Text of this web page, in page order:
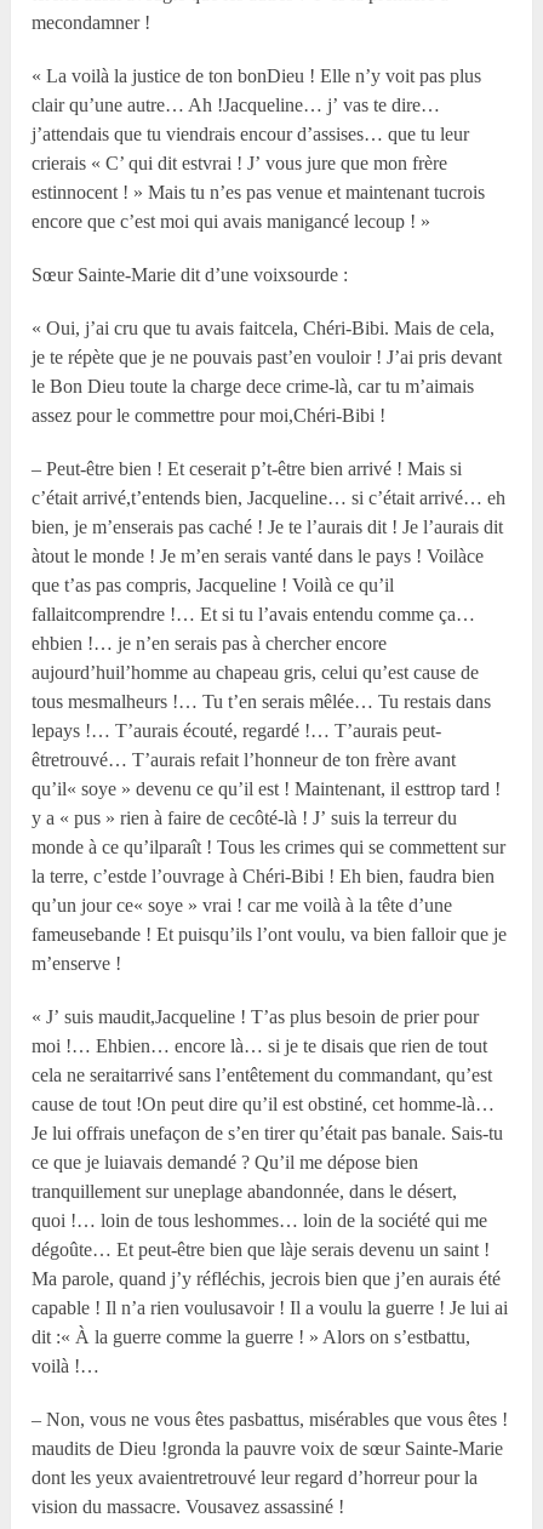
mecondamner !
« La voilà la justice de ton bonDieu ! Elle n’y voit pas plus
clair qu’une autre… Ah !Jacqueline… j’ vas te dire…
j’attendais que tu viendrais encour d’assises… que tu leur
crierais « C’ qui dit estvrai ! J’ vous jure que mon frère
estinnocent ! » Mais tu n’es pas venue et maintenant tucrois
encore que c’est moi qui avais manigancé lecoup ! »
Sœur Sainte-Marie dit d’une voixsourde :
« Oui, j’ai cru que tu avais faitcela, Chéri-Bibi. Mais de cela,
je te répète que je ne pouvais past’en vouloir ! J’ai pris devant
le Bon Dieu toute la charge dece crime-là, car tu m’aimais
assez pour le commettre pour moi,Chéri-Bibi !
– Peut-être bien ! Et ceserait p’t-être bien arrivé ! Mais si
c’était arrivé,t’entends bien, Jacqueline… si c’était arrivé… eh
bien, je m’enserais pas caché ! Je te l’aurais dit ! Je l’aurais dit
àtout le monde ! Je m’en serais vanté dans le pays ! Voilàce
que t’as pas compris, Jacqueline ! Voilà ce qu’il
fallaitcomprendre !… Et si tu l’avais entendu comme ça…
ehbien !… je n’en serais pas à chercher encore
aujourd’huil’homme au chapeau gris, celui qu’est cause de
tous mesmalheurs !… Tu t’en serais mêlée… Tu restais dans
lepays !… T’aurais écouté, regardé !… T’aurais peut-
êtretrouvé… T’aurais refait l’honneur de ton frère avant
qu’il« soye » devenu ce qu’il est ! Maintenant, il esttrop tard !
y a « pus » rien à faire de cecôté-là ! J’ suis la terreur du
monde à ce qu’ilparaît ! Tous les crimes qui se commettent sur
la terre, c’estde l’ouvrage à Chéri-Bibi ! Eh bien, faudra bien
qu’un jour ce« soye » vrai ! car me voilà à la tête d’une
fameusebande ! Et puisqu’ils l’ont voulu, va bien falloir que je
m’enserve !
« J’ suis maudit,Jacqueline ! T’as plus besoin de prier pour
moi !… Ehbien… encore là… si je te disais que rien de tout
cela ne seraitarrivé sans l’entêtement du commandant, qu’est
cause de tout !On peut dire qu’il est obstiné, cet homme-là…
Je lui offrais unefaçon de s’en tirer qu’était pas banale. Sais-tu
ce que je luiavais demandé ? Qu’il me dépose bien
tranquillement sur uneplage abandonnée, dans le désert,
quoi !… loin de tous leshommes… loin de la société qui me
dégoûte… Et peut-être bien que làje serais devenu un saint !
Ma parole, quand j’y réfléchis, jecrois bien que j’en aurais été
capable ! Il n’a rien voulusavoir ! Il a voulu la guerre ! Je lui ai
dit :« À la guerre comme la guerre ! » Alors on s’estbattu,
voilà !…
– Non, vous ne vous êtes pasbattus, misérables que vous êtes !
maudits de Dieu !gronda la pauvre voix de sœur Sainte-Marie
dont les yeux avaientretrouvé leur regard d’horreur pour la
vision du massacre. Vousavez assassiné !